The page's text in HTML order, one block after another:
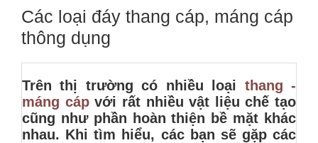
Các loại đáy thang cáp, máng cáp
thông dụng
Trên thị trường có nhiều loại thang -
máng cápvới rất nhiều vật liệu chế tạo
cũng như phần hoàn thiện bề mặt khác
nhau. Khi tìm hiểu, các bạn sẽ gặp các